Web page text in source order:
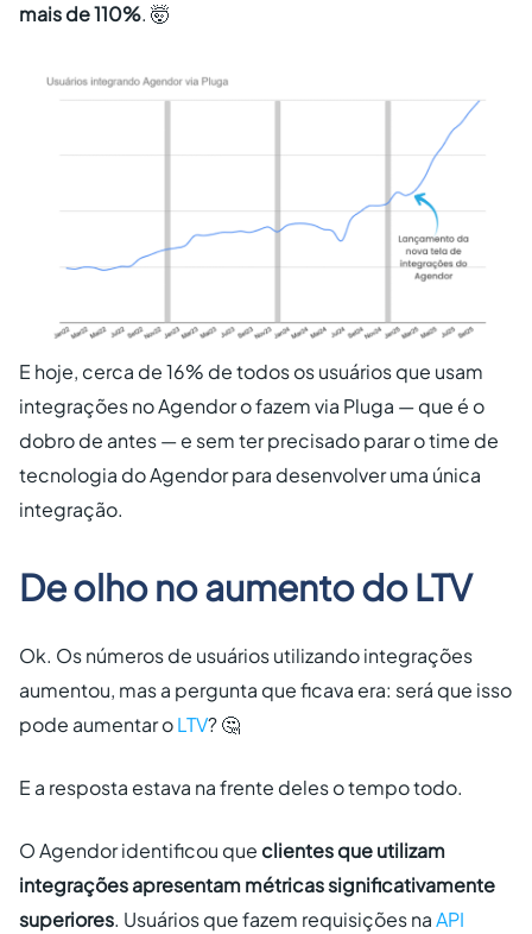
mais de 110%. 🤯
E hoje, cerca de 16% de todos os usuários que usam
integrações no Agendor o fazem via Pluga — que é o
dobro de antes — e sem ter precisado parar o time de
tecnologia do Agendor para desenvolver uma única
integração.
De olho no aumento do LTV
Ok. Os números de usuários utilizando integrações
aumentou, mas a pergunta que ficava era: será que isso
pode aumentar oLTV? 🤔
E a resposta estava na frente deles o tempo todo.
O Agendor identificou que clientes que utilizam
integrações apresentam métricas significativamente
superiores. Usuários que fazem requisições naAPI